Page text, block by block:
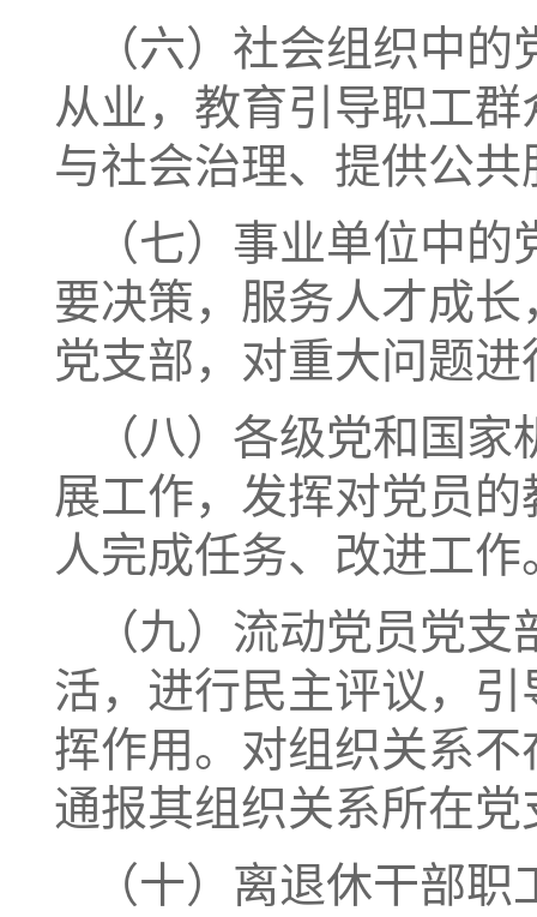
（六）社会组织中
从业，教育引导职工
与社会治理、提供公
（七）事业单位中
要决策，服务人才成
党支部，对重大问题
（八）各级党和国
展工作，发挥对党员
人完成任务、改进工作
（九）流动党员党
活，进行民主评议，
挥作用。对组织关系
通报其组织关系所在党
（十）离退休干部